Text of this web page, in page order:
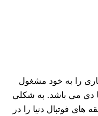
را به خود مشغول
دی می باشد. به شکلی
های فوتبال دنیا را در